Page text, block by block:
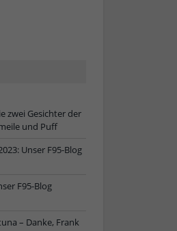
zwei Gesichter der
und Puff
Unser F95-Blog
F95-Blog
– Danke, Frank